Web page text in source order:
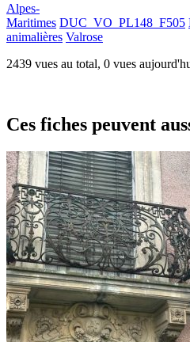
Alpes-
Maritimes DUC_VO_PL148_F505
animalières Valrose
2439 vues au total, 0 vues
Ces fiches peuvent